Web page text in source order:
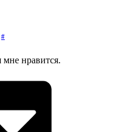
#
мне нравится.